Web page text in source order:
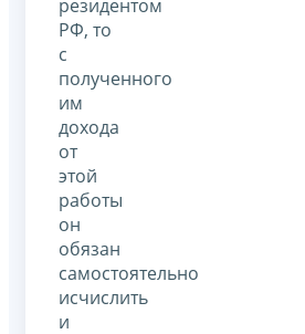
резидентом
РФ, то
с
полученного
им
дохода
от
этой
работы
он
обязан
самостоятельно
исчислить
и